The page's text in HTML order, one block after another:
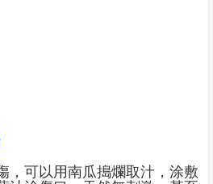
，可以用南瓜搗爛取汁，涂敷